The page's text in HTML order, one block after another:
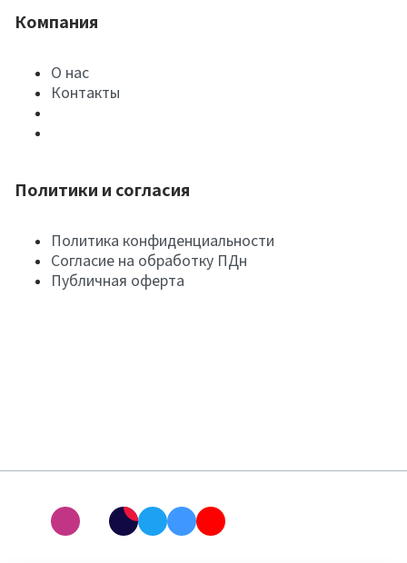
Компания
О нас
Контакты
Политики и согласия
Политика конфиденциальности
Согласие на обработку ПДн
Публичная оферта